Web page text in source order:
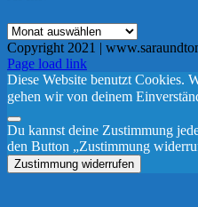
Archiv
Copyright 2021 |
Instagram
Page load link
Diese Website benutzt Cookies.
gehen wir von deinem
Du kannst deine Zustimmung
den Button „Zustimmung
Zustimmung widerrufen